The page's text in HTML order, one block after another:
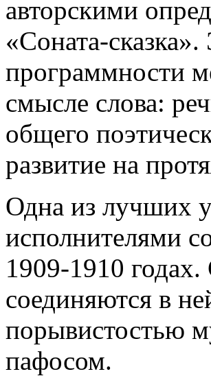
авторскими
«Соната-
программности
смысле слова:
общего
развитие на
Одна из лучших
исполнителями
1909-1910
соединяются в
порывистостью
пафосом.